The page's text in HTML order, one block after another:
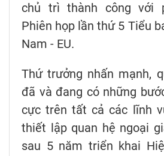
chủ trì thành công với
Phiên họp lần thứ 5 Tiểu
Nam - EU.
Thứ trưởng nhấn mạnh,
đã và đang có những
cực trên tất cả các lĩnh
thiết lập quan hệ ngoại
sau 5 năm triển khai